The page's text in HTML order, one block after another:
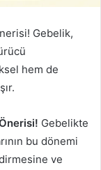
Gebelik,
hem de
Gebelikte
bu dönemi
ve